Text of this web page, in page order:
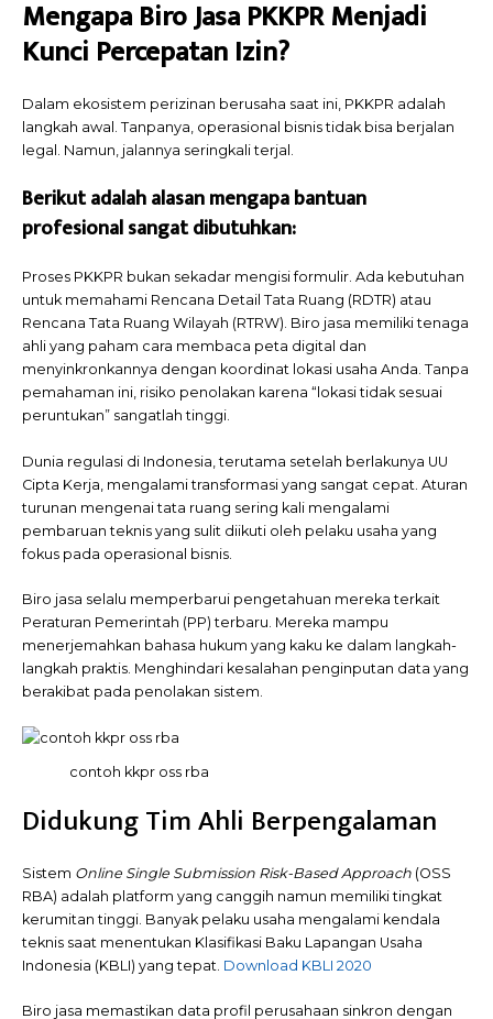
Mengapa Biro Jasa PKKPR Menjadi
Kunci Percepatan Izin?
Dalam ekosistem perizinan berusaha saat ini, PKKPR adalah
langkah awal. Tanpanya, operasional bisnis tidak bisa berjalan
legal. Namun, jalannya seringkali terjal.
Berikut adalah alasan mengapa bantuan
profesional sangat dibutuhkan:
Proses PKKPR bukan sekadar mengisi formulir. Ada kebutuhan
untuk memahami Rencana Detail Tata Ruang (RDTR) atau
Rencana Tata Ruang Wilayah (RTRW). Biro jasa memiliki tenaga
ahli yang paham cara membaca peta digital dan
menyinkronkannya dengan koordinat lokasi usaha Anda. Tanpa
pemahaman ini, risiko penolakan karena “lokasi tidak sesuai
peruntukan” sangatlah tinggi.
Dunia regulasi di Indonesia, terutama setelah berlakunya UU
Cipta Kerja, mengalami transformasi yang sangat cepat. Aturan
turunan mengenai tata ruang sering kali mengalami
pembaruan teknis yang sulit diikuti oleh pelaku usaha yang
fokus pada operasional bisnis.
Biro jasa selalu memperbarui pengetahuan mereka terkait
Peraturan Pemerintah (PP) terbaru. Mereka mampu
menerjemahkan bahasa hukum yang kaku ke dalam langkah-
langkah praktis. Menghindari kesalahan penginputan data yang
berakibat pada penolakan sistem.
contoh kkpr oss rba
Didukung Tim Ahli Berpengalaman
Sistem Online Single Submission Risk-Based Approach (OSS
RBA) adalah platform yang canggih namun memiliki tingkat
kerumitan tinggi. Banyak pelaku usaha mengalami kendala
teknis saat menentukan Klasifikasi Baku Lapangan Usaha
Indonesia (KBLI) yang tepat. Download KBLI 2020
Biro jasa memastikan data profil perusahaan sinkron dengan